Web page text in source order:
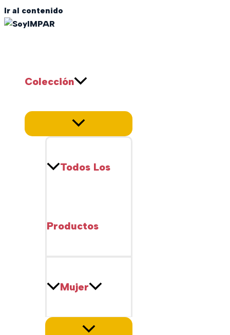
Ir al contenido
Colección
Todos Los
Productos
Mujer